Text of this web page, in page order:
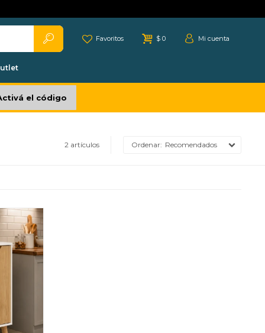
$ 0
Favoritos
el código
2 artículos Recomendados